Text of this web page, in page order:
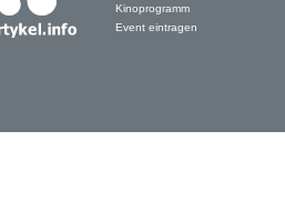
Kinoprogramm
Event eintragen